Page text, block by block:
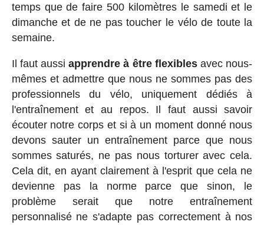
temps que de faire 500 kilomètres le samedi et le
dimanche et de ne pas toucher le vélo de toute la
semaine.
Il faut aussiapprendre à être flexiblesavec nous-
mêmes et admettre que nous ne sommes pas des
professionnels du vélo, uniquement dédiés à
l'entraînement et au repos. Il faut aussi savoir
écouter notre corps et si à un moment donné nous
devons sauter un entraînement parce que nous
sommes saturés, ne pas nous torturer avec cela.
Cela dit, en ayant clairement à l'esprit que cela ne
devienne pas la norme parce que sinon, le
problème serait que notre entraînement
personnalisé ne s'adapte pas correctement à nos